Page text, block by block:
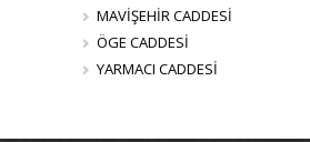
MAVİŞEHİR CADDESİ
ÖGE CADDESİ
YARMACI CADDESİ